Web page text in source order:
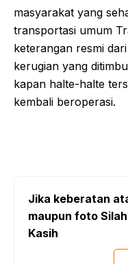
masyarakat yang
transportasi umum
keterangan resmi
kerugian yang
kapan halte-halte
kembali beroperasi.
Jika keberatan
maupun foto
Kasih